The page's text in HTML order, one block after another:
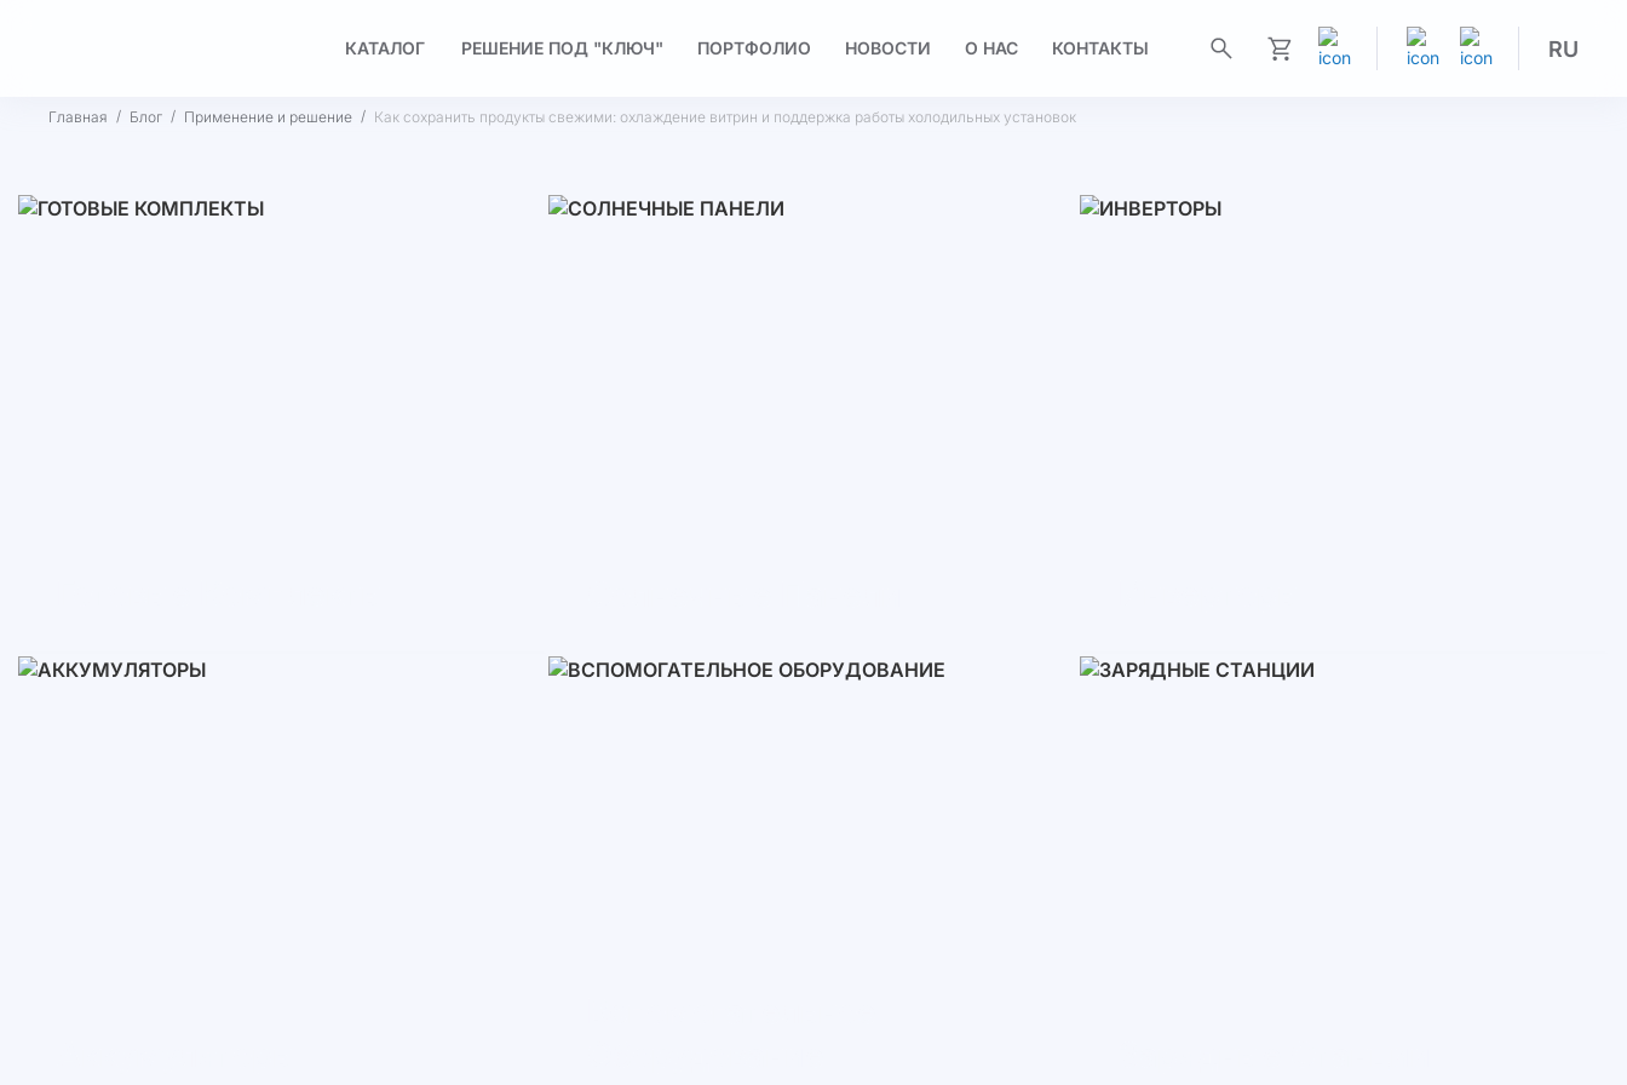
КАТАЛОГ РЕШЕНИЕ ПОД "КЛЮЧ" ПОРТФОЛИО НОВОСТИ О НАС
КОНТАКТЫ
RU
Главная Блог Применение и решение Как сохранить продукты свежими: охлаждение витрин и поддержка работы холодильных установок
3-10 кВт Однофазные